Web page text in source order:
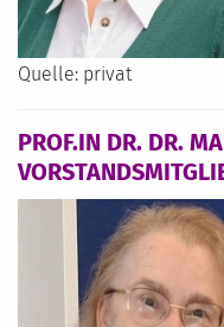
Quelle: privat
PROF.IN DR. DR.